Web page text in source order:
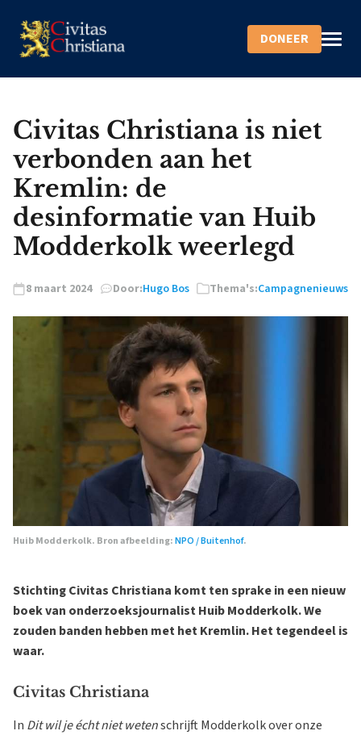
DONEER
Civitas Christiana is niet
verbonden aan het
Kremlin: de
desinformatie van Huib
Modderkolk weerlegd
8 maart 2024 Door:Hugo Bos Thema's:Campagnenieuws
Huib Modderkolk. Bron afbeelding:NPO / Buitenhof.
Stichting Civitas Christiana komt ten sprake in een nieuw
boek van onderzoeksjournalist Huib Modderkolk. We
zouden banden hebben met het Kremlin. Het tegendeel is
waar.
Civitas Christiana
In Dit wil je écht niet wetenschrijft Modderkolk over onze